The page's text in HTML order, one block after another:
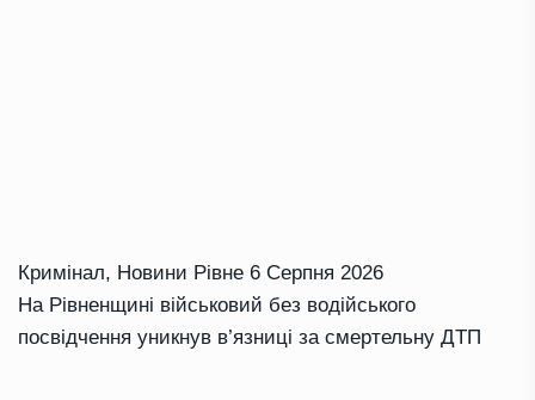
Кримінал, Новини Рівне 6 Серпня 2026
На Рівненщині військовий без водійського
посвідчення уникнув в’язниці за смертельну ДТП